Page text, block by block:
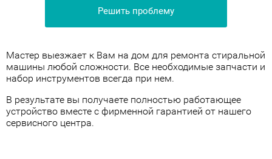
Решить проблему
Мастер выезжает к Вам на дом для ремонта стиральной
машины любой сложности. Все необходимые запчасти и
набор инструментов всегда при нем.
В результате вы получаете полностью работающее
устройство вместе с фирменной гарантией от нашего
сервисного центра.